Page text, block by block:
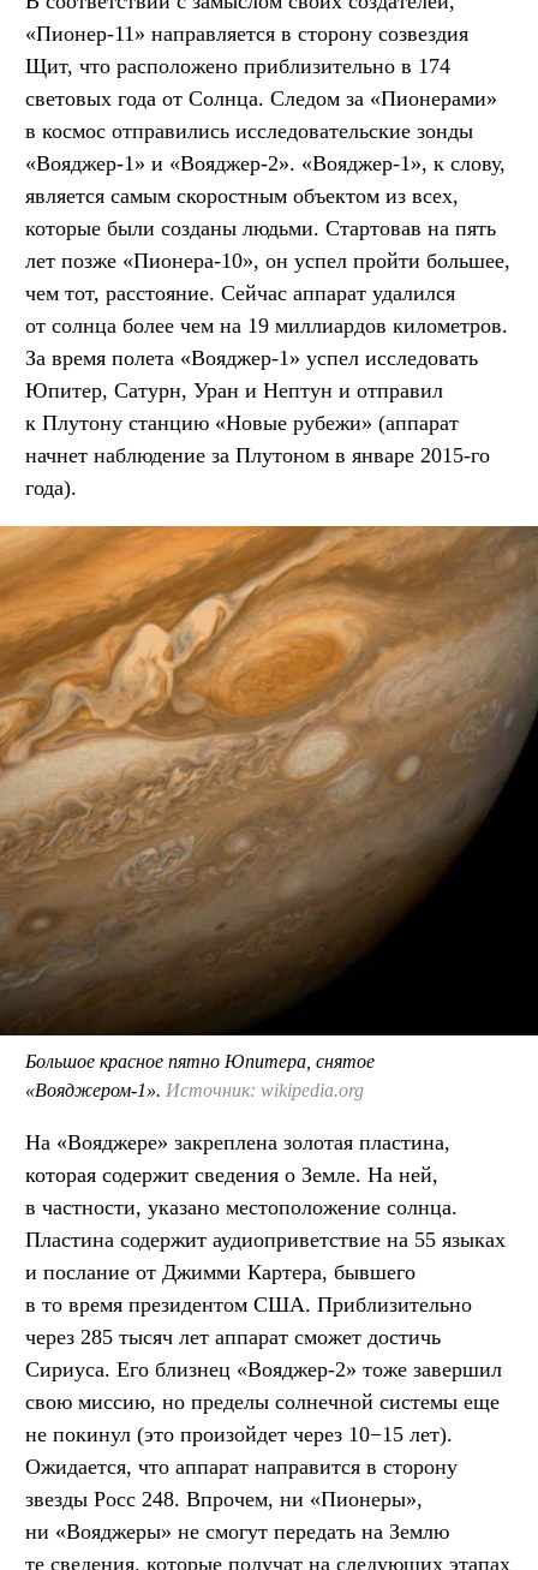
«Пионер-11» направляется в сторону созвездия
Щит, что расположено приблизительно в 174
световых года от Солнца. Следом за «Пионерами»
в космос отправились исследовательские зонды
«Вояджер-1» и «Вояджер-2». «Вояджер-1», к слову,
является самым скоростным объектом из всех,
которые были созданы людьми. Стартовав на пять
лет позже «Пионера-10», он успел пройти большее,
чем тот, расстояние. Сейчас аппарат удалился
от солнца более чем на 19 миллиардов километров.
За время полета «Вояджер-1» успел исследовать
Юпитер, Сатурн, Уран и Нептун и отправил
к Плутону станцию «Новые рубежи» (аппарат
начнет наблюдение за Плутоном в январе 2015-го
года).
Большое красное пятно Юпитера, снятое
«Вояджером-1». Источник: wikipedia.org
На «Вояджере» закреплена золотая пластина,
которая содержит сведения о Земле. На ней,
в частности, указано местоположение солнца.
Пластина содержит аудиоприветствие на 55 языках
и послание от Джимми Картера, бывшего
в то время президентом США. Приблизительно
через 285 тысяч лет аппарат сможет достичь
Сириуса. Его близнец «Вояджер-2» тоже завершил
свою миссию, но пределы солнечной системы еще
не покинул (это произойдет через 10−15 лет).
Ожидается, что аппарат направится в сторону
звезды Росс 248. Впрочем, ни «Пионеры»,
ни «Вояджеры» не смогут передать на Землю
те сведения, которые получат на следующих этапах